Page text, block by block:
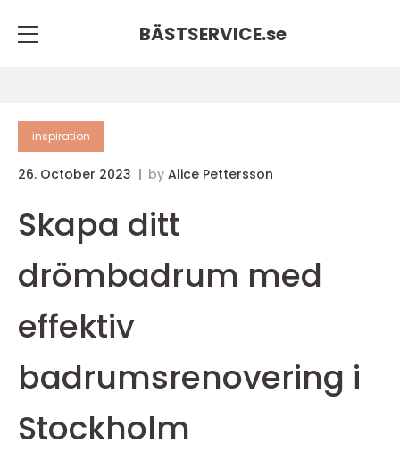
BÄSTSERVICE.se
inspiration
26. October 2023 by Alice Pettersson
Skapa ditt
drömbadrum med
effektiv
badrumsrenovering i
Stockholm